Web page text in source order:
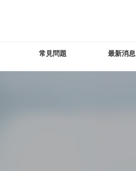
常見問題 最新消息